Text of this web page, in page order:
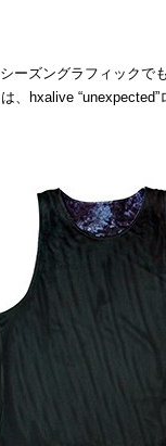
ーズングラフィックでも
、hxalive “unexpected”